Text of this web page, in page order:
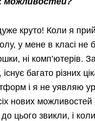
круто! Коли я
у мене в класі не
ні комп’ютерів.
багато різних
і я не уявляю
нових можливостей
цього звикли, і коли